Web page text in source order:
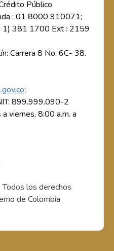
Público
: 01 8000 910071;
1) 381 1700 Ext : 2159
Carrera 8 No. 6C- 38.
;
899.999.090-2
viernes, 8:00 a.m. a
los derechos
de Colombia